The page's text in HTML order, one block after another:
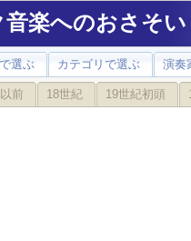
音楽へのおさそ
選ぶ カテゴリで選ぶ 演奏
前 18世紀 19世紀初頭